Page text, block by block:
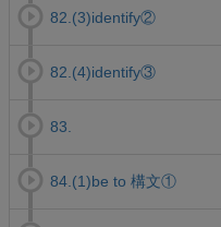
82.(3)identify②
82.(4)identify③
83.
84.(1)be to 構文①